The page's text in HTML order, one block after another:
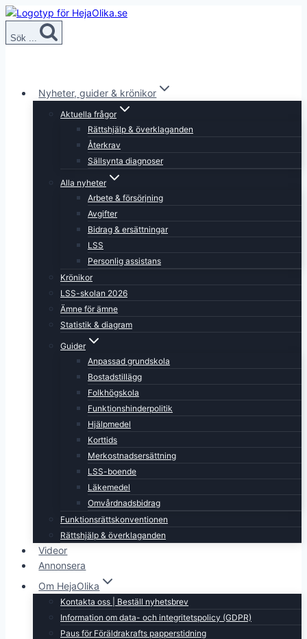
Skip
content
Sök ...
Nyheter, guider & krönikor
Aktuella frågor
Rättshjälp & överklaganden
Återkrav
Sällsynta diagnoser
Alla nyheter
Arbete & försörjning
Avgifter
Bidrag & ersättningar
LSS
Personlig assistans
Krönikor
LSS-skolan 2026
Ämne för ämne
Statistik & diagram
Guider
Anpassad grundskola
Bostadstillägg
Folkhögskola
Funktionshinderpolitik
Hjälpmedel
Korttids
Merkostnadsersättning
LSS-boende
Läkemedel
Omvårdnadsbidrag
Funktionsrättskonventionen
Rättshjälp & överklaganden
Videor
Annonsera
Om HejaOlika
Kontakta oss | Beställ nyhetsbrev
Information om data- och integritetspolicy (GDPR)
Paus för Föräldrakrafts papperstidning